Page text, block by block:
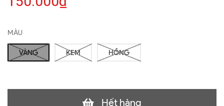
MÀU
VÀNG KEM HỒNG
Hết hàng